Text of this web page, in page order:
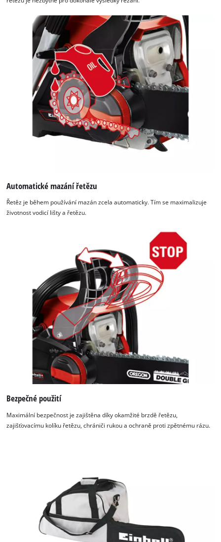
K načtení služby Google Maps
This content is not permitted to load due
to trackers that are not disclosed to the
Management Platform
Automatické mazání řetězu
Řetěz je během používání mazán zcela automaticky. Tím se maximalizuje
životnost vodicí lišty a řetězu.
Bezpečné použití
Maximální bezpečnost je zajištěna díky okamžité brzdě řetězu,
zajišťovacímu kolíku řetězu, chrániči rukou a ochraně proti zpětnému rázu.